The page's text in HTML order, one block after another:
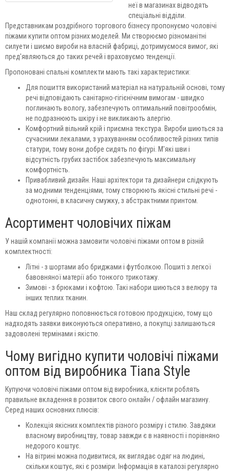
неї в магазинах відводять
спеціальні відділи.
Представникам роздрібного торгового бізнесу пропонуємо чоловічі
піжами купити оптом різних моделей. Ми створюємо різноманітні
силуети і шиємо вироби на власній фабриці, дотримуємося вимог, які
пред'являються до таких речей і враховуємо тенденції.
Пропоновані спальні комплекти мають такі характеристики:
Для пошиття використаний матеріал на натуральній основі, тому
речі відповідають санітарно-гігієнічним вимогам - швидко
поглинають вологу, забезпечують оптимальний повітрообмін,
не подразнюють шкіру і не викликають алергію.
Комфортний вільний крій і приємна текстура. Вироби шиються за
сучасними лекалами, з урахуванням особливостей різних типів
статури, тому вони добре сидять по фігурі. М'які шви і
відсутність грубих застібок забезпечують максимальну
комфортність.
Привабливий дизайн. Наші архітектори та дизайнери слідкують
за модними тенденціями, тому створюють якісні стильні речі -
однотонні, в класичну смужку, з абстрактними принтом.
Асортимент чоловічих піжам
У нашій компанії можна замовити чоловічі піжами оптом в різній
комплектності:
Літні - з шортами або бриджами і футболкою. Пошиті з легкої
бавовняної матерії або тонкого трикотажу.
Зимові - з брюками і кофтою. Такі набори шиються з велюру та
інших теплих тканин.
Наш склад регулярно поповнюється готовою продукцією, тому що
надходять заявки виконуються оперативно, а покупці залишаються
задоволені термінами і якістю.
Чому вигідно купити чоловічі піжами
оптом від виробника Tiana Style
Купуючи чоловічі піжами оптом від виробника, клієнти роблять
правильне вкладення в розвиток свого онлайн / офлайн магазину.
Серед наших основних плюсів:
Колекція якісних комплектів різного розміру і стилю. Завдяки
власному виробництву, товар завжди є в наявності і порівняно
недорого коштує.
На вітрині можна подивитися, як виглядає одяг на людині,
скільки коштує, які є розміри. Інформація в каталозі регулярно